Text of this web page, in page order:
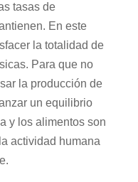
tasas de
En este
la totalidad de
Para que no
la producción de
un equilibrio
y los alimentos son
actividad humana